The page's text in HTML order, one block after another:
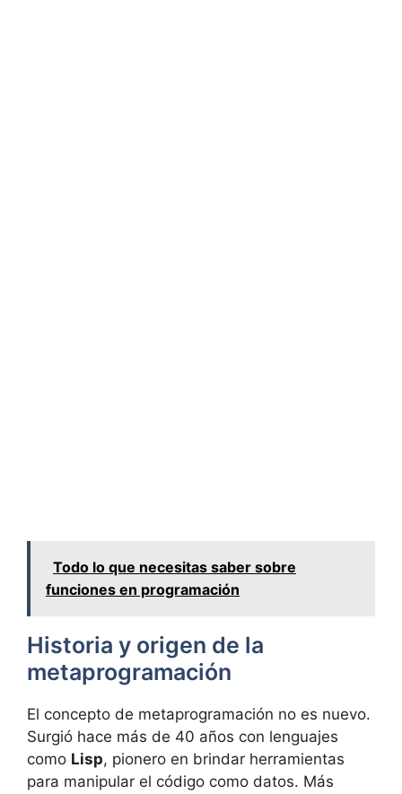
Todo lo que necesitas saber sobre
funciones en programación
Historia y origen de la
metaprogramación
El concepto de metaprogramación no es nuevo.
Surgió hace más de 40 años con lenguajes
como Lisp, pionero en brindar herramientas
para manipular el código como datos. Más